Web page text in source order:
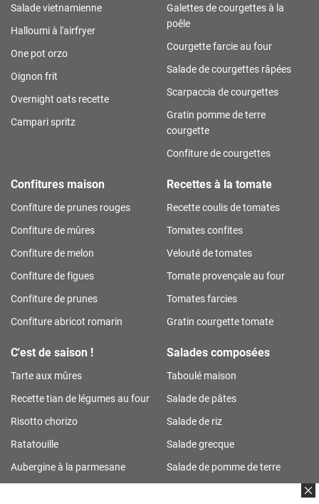
Salade vietnamienne
Halloumi à l'airfryer
One pot orzo
Oignon frit
Overnight oats recette
Campari spritz
Galettes de courgettes à la
poêle
Courgette farcie au four
Salade de courgettes râpées
Scarpaccia de courgettes
Gratin pomme de terre
courgette
Confiture de courgettes
Confitures maison
Confiture de prunes rouges
Confiture de mûres
Confiture de melon
Confiture de figues
Confiture de prunes
Confiture abricot romarin
Recettes à la tomate
Recette coulis de tomates
Tomates confites
Velouté de tomates
Tomate provençale au four
Tomates farcies
Gratin courgette tomate
C'est de saison !
Tarte aux mûres
Recette tian de légumes au four
Risotto chorizo
Ratatouille
Aubergine à la parmesane
Salades composées
Taboulé maison
Salade de pâtes
Salade de riz
Salade grecque
Salade de pomme de terre